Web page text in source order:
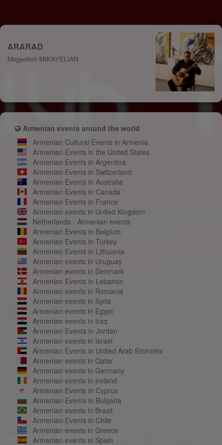
ARARAD
Megerdich MIKAYELIAN
Armenian events around the world
Armenian Cultural Events in Armenia
Armenian Events in the United States
Armenian Events in Argentina
Armenian Events in Switzerland
Armenian Events in Australia
Armenian Events in Canada
Armenian Events in France
Armenian events in United Kingdom
Netherlands - Armenian events
Armenian Events in Belgium
Armenian Events in Turkey
Armenian Events in Lithuania
Armenian events in Uruguay
Armenian events in Denmark
Armenian Events in Lebanon
Armenian events in Romania
Armenian events in Syria
Armenian events in Egypt
Armenian events in Iraq
Armenian Events in Jordan
Armenian events in Israel
Armenian Events in United Arab Emirates
Armenian events in Qatar
Armenian events in Germany
Armenian events in Ireland
Armenian Events in Cyprus
Armenian Events in Bulgaria
Armenian events in Brazil
Armenian Events in Chile
Armenian events in Greece
Armenian events in Spain